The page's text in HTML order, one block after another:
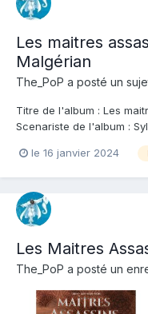
Les maitres
Malgérian
The_PoP a posté un
Titre de l'album : Les
Scenariste de l'album :
Editeur de l'album : Soleil
le 16 janvier 2024
Les Maitres
The_PoP a posté un